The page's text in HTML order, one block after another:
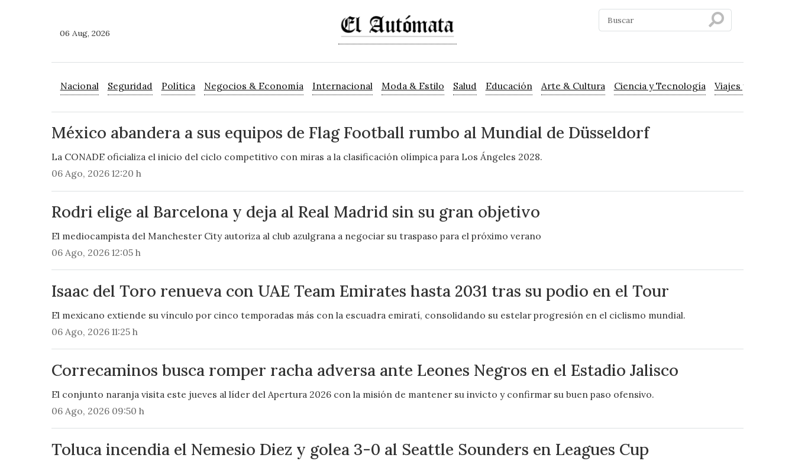
06 Aug, 2026
Nacional Seguridad Política Negocios & Economía Internacional Moda & Estilo Salud Educación Arte & Cultura Ciencia y Tecnología Viajes y Turismo
México abandera a sus equipos de Flag Football rumbo al Mundial de Düsseldorf
La CONADE oficializa el inicio del ciclo competitivo con miras a la clasificación olímpica para Los Ángeles 2028.
06 Ago, 2026 12:20 h
Rodri elige al Barcelona y deja al Real Madrid sin su gran objetivo
El mediocampista del Manchester City autoriza al club azulgrana a negociar su traspaso para el próximo verano
06 Ago, 2026 12:05 h
Isaac del Toro renueva con UAE Team Emirates hasta 2031 tras su podio en el Tour
El mexicano extiende su vínculo por cinco temporadas más con la escuadra emiratí, consolidando su estelar progresión en el ciclismo mundial.
06 Ago, 2026 11:25 h
Correcaminos busca romper racha adversa ante Leones Negros en el Estadio Jalisco
El conjunto naranja visita este jueves al líder del Apertura 2026 con la misión de mantener su invicto y confirmar su buen paso ofensivo.
06 Ago, 2026 09:50 h
Toluca incendia el Nemesio Diez y golea 3-0 al Seattle Sounders en Leagues Cup